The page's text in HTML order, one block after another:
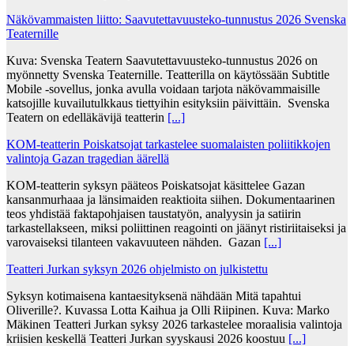
Näkövammaisten liitto: Saavutettavuusteko-tunnustus 2026 Svenska
Teaternille
Kuva: Svenska Teatern Saavutettavuusteko-tunnustus 2026 on
myönnetty Svenska Teaternille. Teatterilla on käytössään Subtitle
Mobile -sovellus, jonka avulla voidaan tarjota näkövammaisille
katsojille kuvailutulkkaus tiettyihin esityksiin päivittäin. Svenska
Teatern on edelläkävijä teatterin [...]
KOM-teatterin Poiskatsojat tarkastelee suomalaisten poliitikkojen
valintoja Gazan tragedian äärellä
KOM-teatterin syksyn pääteos Poiskatsojat käsittelee Gazan
kansanmurhaaa ja länsimaiden reaktioita siihen. Dokumentaarinen
teos yhdistää faktapohjaisen taustatyön, analyysin ja satiirin
tarkastellakseen, miksi poliittinen reagointi on jäänyt ristiriitaiseksi ja
varovaiseksi tilanteen vakavuuteen nähden. Gazan [...]
Teatteri Jurkan syksyn 2026 ohjelmisto on julkistettu
Syksyn kotimaisena kantaesityksenä nähdään Mitä tapahtui
Oliverille?. Kuvassa Lotta Kaihua ja Olli Riipinen. Kuva: Marko
Mäkinen Teatteri Jurkan syksy 2026 tarkastelee moraalisia valintoja
kriisien keskellä Teatteri Jurkan syyskausi 2026 koostuu [...]